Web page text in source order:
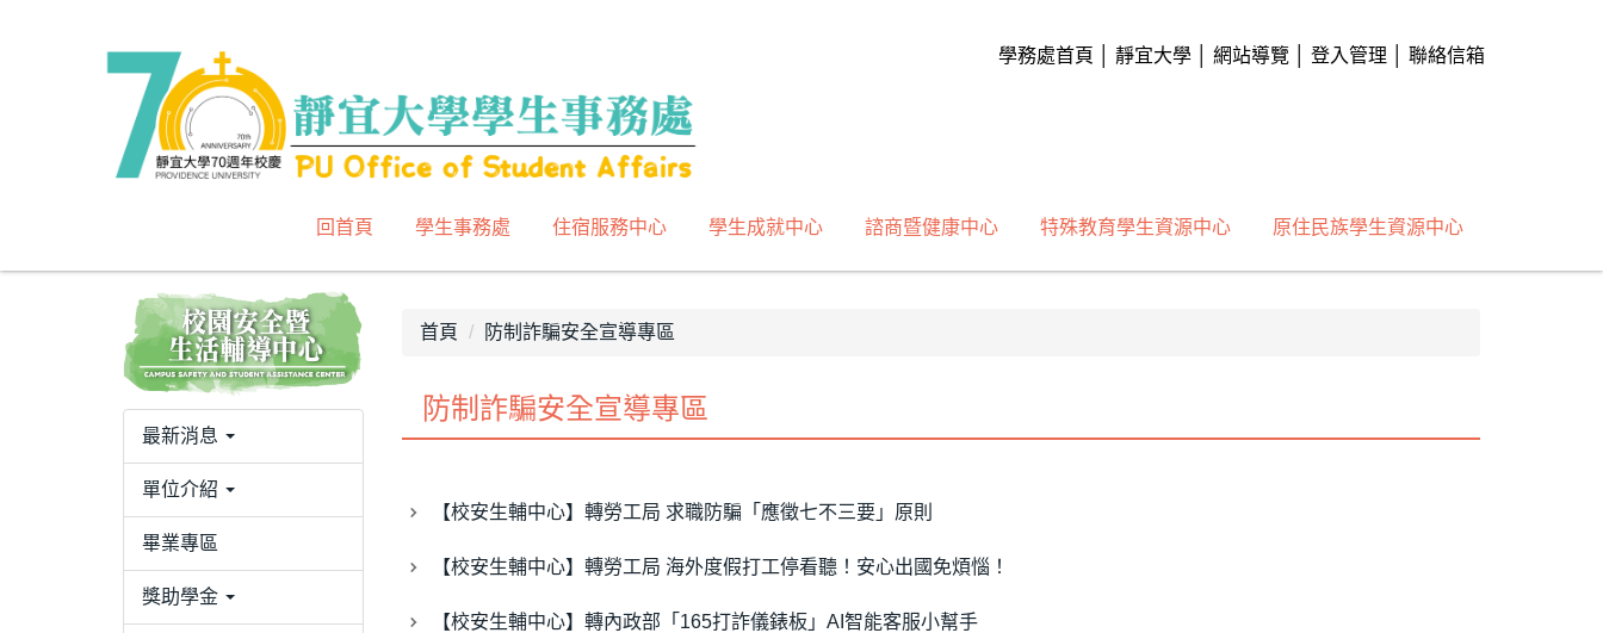
學務處首頁 靜宜大學 網站導覽 登入管理 聯絡信箱
回首頁 學生事務處 住宿服務中心 學生成就中心 諮商暨健康中心 特殊教育學生資源中心 原住民族學生資源中心
最新消息
單位介紹
畢業專區
獎助學金
首頁 防制詐騙安全宣導專區
防制詐騙安全宣導專區
【校安生輔中心】轉勞工局 求職防騙「應徵七不三要」原則
【校安生輔中心】轉勞工局 海外度假打工停看聽！安心出國免煩惱！
【校安生輔中心】轉內政部「165打詐儀錶板」AI智能客服小幫手